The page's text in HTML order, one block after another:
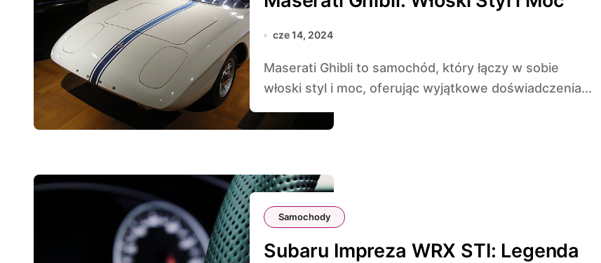
cze 14, 2024
Maserati Ghibli to samochód, który łączy w sobie
włoski styl i moc, oferując wyjątkowe doświadczenia...
Samochody
Subaru Impreza WRX STI: Legenda